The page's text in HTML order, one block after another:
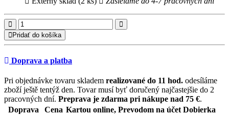
Pridať do košíka
Doprava a platba
Pri objednávke tovaru skladem realizované do 11 hod. odesíláme
zboží ještě tentýž den. Tovar musí byť doručený najčastejšie do 2
pracovných dní. Preprava je zdarma pri nákupe nad 75 €.
Doprava
Cena Kartou online, Prevodom na účet Dobierka